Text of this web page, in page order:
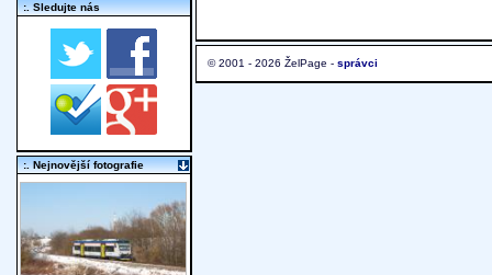
© 2001 - 2026 ŽelPage - správci
:. Sledujte nás
:. Nejnovější fotografie